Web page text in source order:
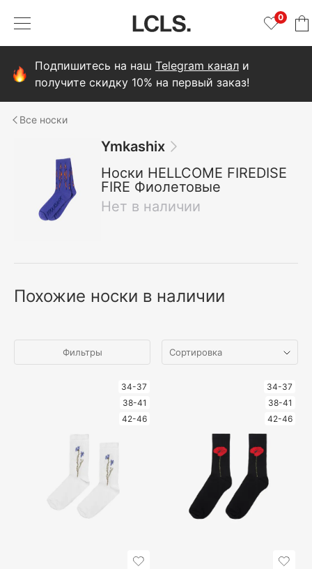
0
Подпишитесь на наш Telegram канал и
получите скидку 10% на первый заказ!
носки
Ymkashix
Носки HELLCOME FIREDISE
FIRE Фиолетовые
Нет в наличии
Похожие носки в наличии
Фильтры
34-37
38-41
42-46
34-37
38-41
42-46